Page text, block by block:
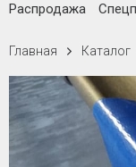
Распродажа
Главная Каталог